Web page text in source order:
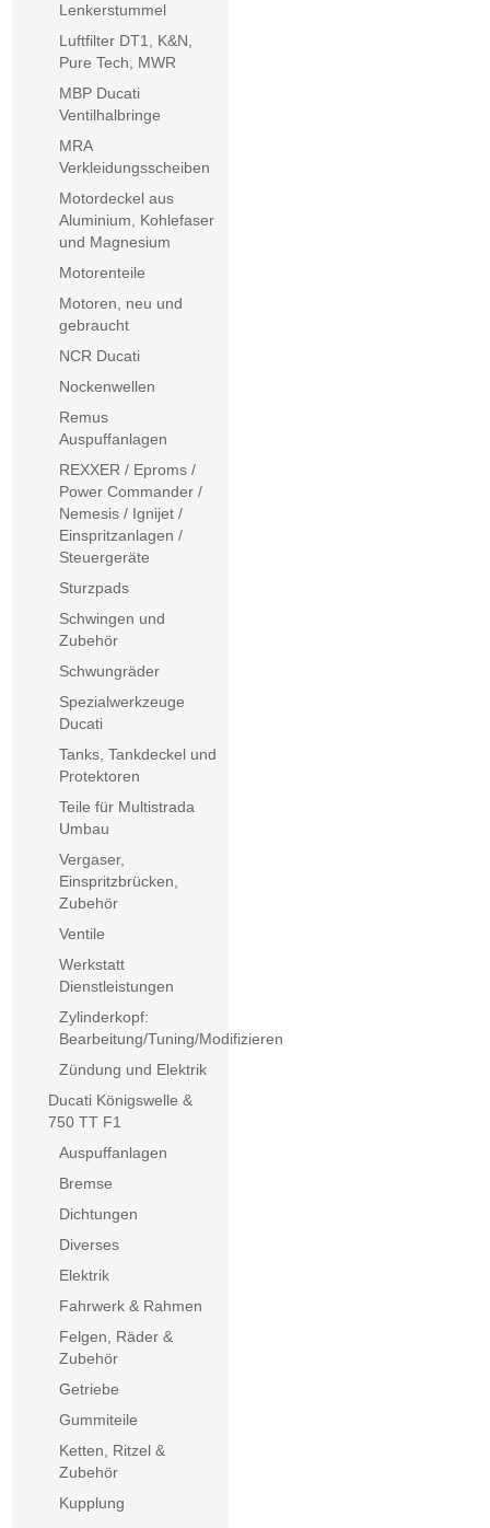
Lenkerstummel
Luftfilter DT1, K&N,
Pure Tech, MWR
MBP Ducati
Ventilhalbringe
MRA
Verkleidungsscheiben
Motordeckel aus
Aluminium, Kohlefaser
und Magnesium
Motorenteile
Motoren, neu und
gebraucht
NCR Ducati
Nockenwellen
Remus
Auspuffanlagen
REXXER / Eproms /
Power Commander /
Nemesis / Ignijet /
Einspritzanlagen /
Steuergeräte
Sturzpads
Schwingen und
Zubehör
Schwungräder
Spezialwerkzeuge
Ducati
Tanks, Tankdeckel und
Protektoren
Teile für Multistrada
Umbau
Vergaser,
Einspritzbrücken,
Zubehör
Ventile
Werkstatt
Dienstleistungen
Zylinderkopf:
Bearbeitung/Tuning/Modifizieren
Zündung und Elektrik
Ducati Königswelle &
750 TT F1
Auspuffanlagen
Bremse
Dichtungen
Diverses
Elektrik
Fahrwerk & Rahmen
Felgen, Räder &
Zubehör
Getriebe
Gummiteile
Ketten, Ritzel &
Zubehör
Kupplung